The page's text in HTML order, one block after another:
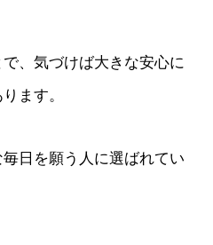
、気づけば大きな安心に
ます。
日を願う人に選ばれてい